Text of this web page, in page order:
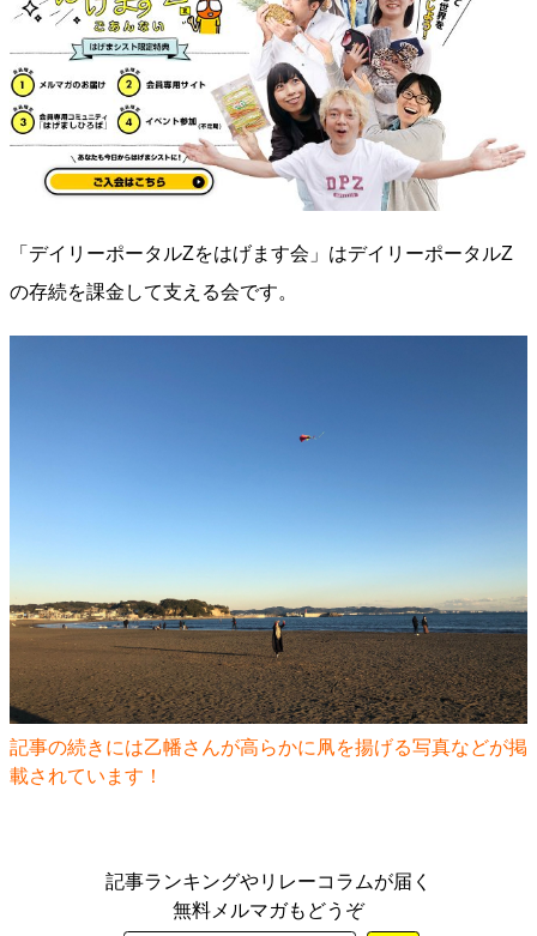
「デイリーポータルZをはげます会」はデイリーポータルZ
の存続を課金して支える会です。
記事の続きには乙幡さんが高らかに凧を揚げる写真などが掲
載されています！
記事ランキングやリレーコラムが届く
無料メルマガもどうぞ